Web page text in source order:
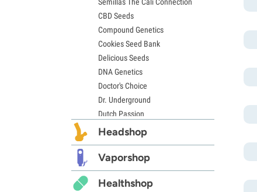
Semillas de Mimosa
CBD Seeds
Compound Genetics
Cookies Seed Bank
Delicious Seeds
DNA Genetics
Doctor's Choice
Dr. Underground
Dutch Passion
Elite Seeds
Exotic Seed
Expert Seeds
FastBuds
Headshop
Vaporshop
Healthshop